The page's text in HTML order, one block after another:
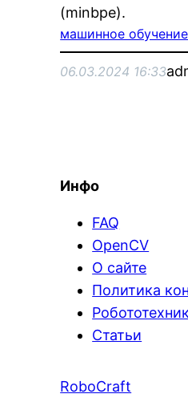
(minbpe).
машинное обучение
06.03.2024 16:33
Инфо
FAQ
OpenCV
О сайте
Политика
Статьи
RoboCraft